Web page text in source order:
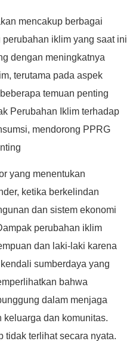
mencakup berbagai
iklim yang saat ini
dengan meningkatnya
terutama pada aspek
temuan penting
Perubahan Iklim terhadap
mendorong PPRG
yang menentukan
ketika berkelindan
dan sistem ekonomi
perubahan iklim
dan laki-laki karena
sumberdaya yang
bahwa
dalam menjaga
dan komunitas.
tidak terlihat secara nyata.